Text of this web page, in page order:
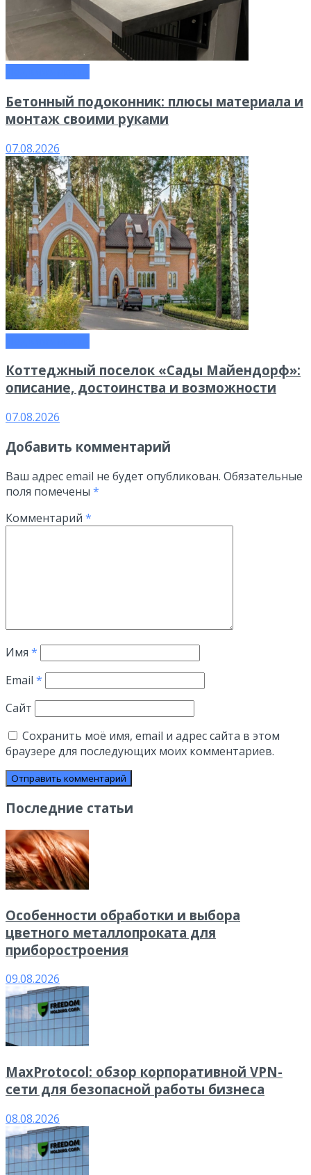
Бетонный подоконник: плюсы материала и
монтаж своими руками
07.08.2026
Коттеджный поселок «Сады Майендорф»:
описание, достоинства и возможности
07.08.2026
Добавить комментарий
Ваш адрес email не будет опубликован. Обязательные
поля помечены *
Комментарий *
Имя *
Email *
Сайт
Сохранить моё имя, email и адрес сайта в этом
браузере для последующих моих комментариев.
Последние статьи
Особенности обработки и выбора
цветного металлопроката для
приборостроения
09.08.2026
MaxProtocol: обзор корпоративной VPN-
сети для безопасной работы бизнеса
08.08.2026